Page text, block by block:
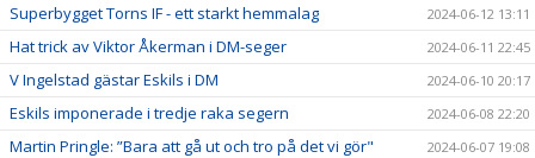
Superbygget Torns IF - ett starkt hemmalag 2024-06-12 13:11
Hat trick av Viktor Åkerman i DM-seger 2024-06-11 22:45
V Ingelstad gästar Eskils i DM 2024-06-10 20:17
Eskils imponerade i tredje raka segern 2024-06-08 22:20
Martin Pringle: ”Bara att gå ut och tro på det vi gör" 2024-06-07 19:08